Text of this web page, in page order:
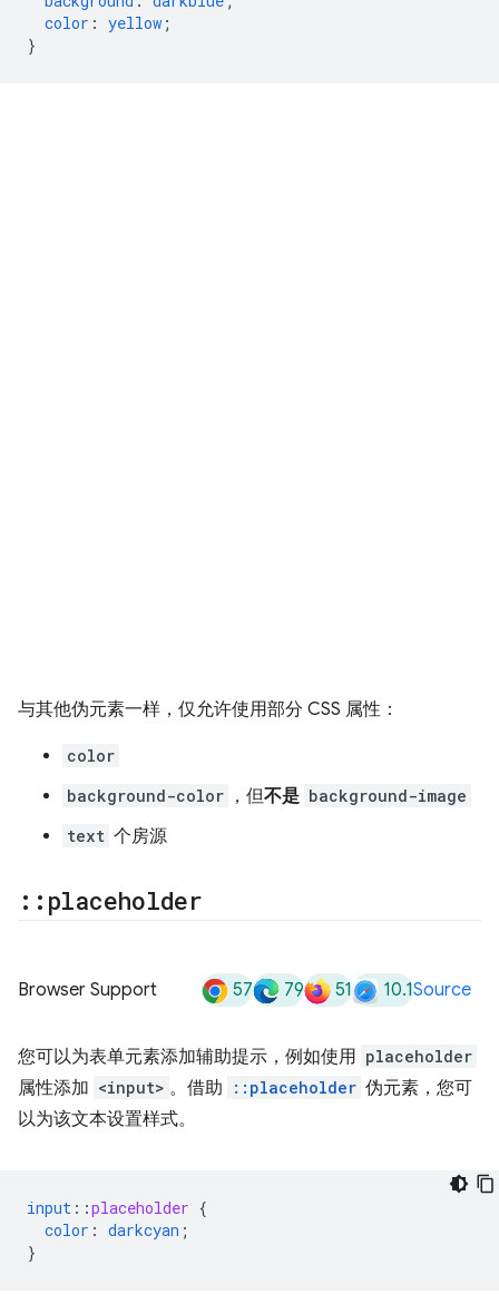
color : yellow ;
}
与其他伪元素一样，仅允许使用部分 CSS 属性：
color
background-color ，但不是 background-image
text 个房源
:: placeholder
Browser Support 57 79 51 10.1Source
您可以为表单元素添加辅助提示，例如使用 placeholder
属性添加 <input> 。借助 ::placeholder 伪元素，您可
以为该文本设置样式。
input ::placeholder {
color : darkcyan ;
}